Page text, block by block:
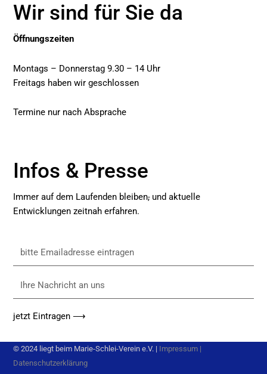
b
o
Wir sind für Sie da
Öffnungszeiten
Montags – Donnerstag 9.30 – 14 Uhr
Freitags haben wir geschlossen
Termine nur nach Absprache
Infos & Presse
Immer auf dem Laufenden bleiben,und aktuelle
Entwicklungen zeitnah erfahren.
bitte
Ihre
uns
jetzt Eintragen ⟶
© 2024 liegt beim Marie-Schlei-Verein e.V. | Impressum |
Datenschutzerklärung